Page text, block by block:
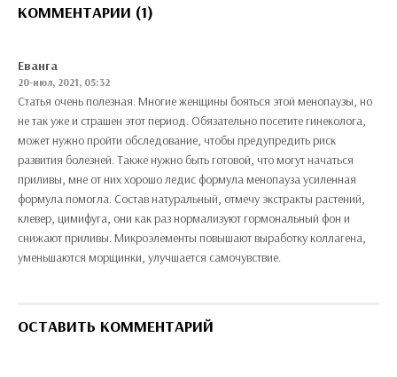
КОММЕНТАРИИ (1)
Еванга
20-июл, 2021, 05:32
Статья очень полезная. Многие женщины бояться этой менопаузы, но
не так уже и страшен этот период. Обязательно посетите гинеколога,
может нужно пройти обследование, чтобы предупредить риск
развития болезней. Также нужно быть готовой, что могут начаться
приливы, мне от них хорошо ледис формула менопауза усиленная
формула помогла. Состав натуральный, отмечу экстракты растений,
клевер, цимифуга, они как раз нормализуют гормональный фон и
снижают приливы. Микроэлементы повышают выработку коллагена,
уменьшаются морщинки, улучшается самочувствие.
ОСТАВИТЬ КОММЕНТАРИЙ